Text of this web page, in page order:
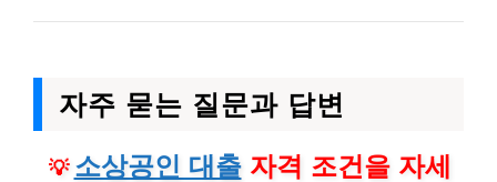
자주 묻는 질문과 답변
💡 소상공인 대출자격 조건을 자세